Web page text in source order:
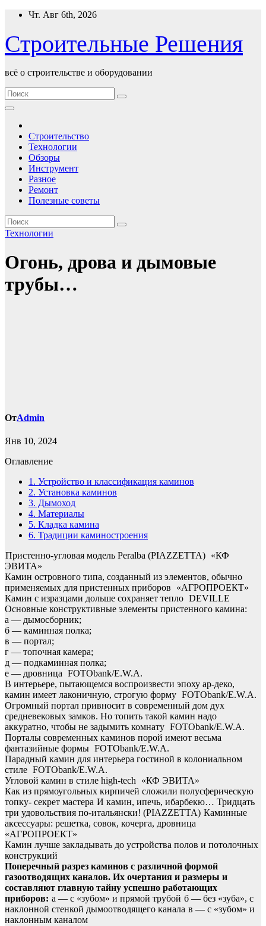
Перейти
содержимому
Чт. Авг 6th, 2026
Строительные Решения
всё о строительстве и оборудовании
Строительство
Технологии
Обзоры
Инструмент
Разное
Ремонт
Полезные советы
Технологии
Огонь, дрова и дымовые
трубы…
ОтAdmin
Янв 10, 2024
Оглавление
1. Устройство и классификация каминов
2. Установка каминов
3. Дымоход
4. Материалы
5. Кладка камина
6. Традиции каминостроения
Пристенно-угловая модель Peralba (PIAZZETTA) «КФ
ЭВИТА»
Камин островного типа, созданный из элементов, обычно
применяемых для пристенных приборов
«АГРОПРОЕКТ»
Камин с изразцами дольше сохраняет тепло DEVILLE
Основные конструктивные элементы пристенного камина:
а — дымосборник;
б — каминная полка;
в — портал;
г — топочная камера;
д — подкаминная полка;
е — дровница FOTObank/E.W.A.
В интерьере, пытающемся воспроизвести эпоху ар-деко,
камин имеет лаконичную, строгую форму FOTObank/E.W.A.
Огромный портал привносит в современный дом дух
средневековых замков. Но топить такой камин надо
аккуратно, чтобы не задымить комнату FOTObank/E.W.A.
Порталы современных каминов порой имеют весьма
фантазийные формы FOTObank/E.W.A.
Парадный камин для интерьера гостиной в колониальном
стиле FOTObank/E.W.A.
Угловой камин в стиле high-tech «КФ ЭВИТА»
Как из прямоугольных кирпичей сложили полусферическую
топку- секрет мастера И камин, ипечь, ибарбекю… Тридцать
три удовольствия по-итальянски! (PIAZZETTA) Каминные
аксессуары: решетка, совок, кочерга, дровница
«АГРОПРОЕКТ»
Камин лучше закладывать до устройства полов и потолочных
конструкций
Поперечный разрез каминов с различной формой
газоотводящих каналов. Их очертания и размеры и
составляют главную тайну успешно работающих
приборов: а — с «зубом» и прямой трубой б — без «зуба», с
наклонной стенкой дымоотводящего канала в — с «зубом» и
наклонным каналом